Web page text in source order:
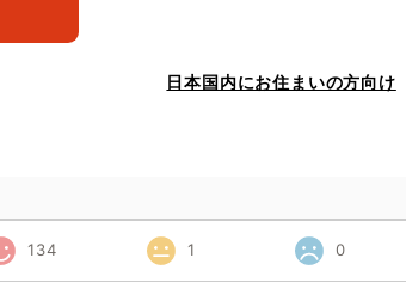
日本国内にお住まいの方向け
134 1 0